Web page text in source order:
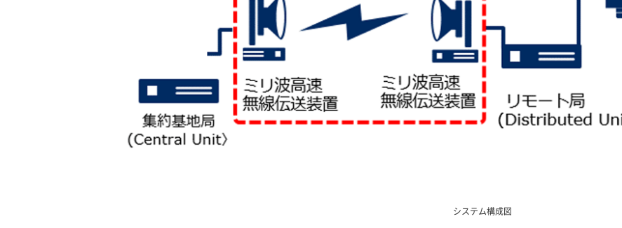
システム構成図